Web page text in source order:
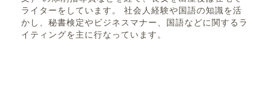
ライターをしています。 社会人経験や国語の知識を活
かし、秘書検定やビジネスマナー、国語などに関するラ
イティングを主に行なっています。